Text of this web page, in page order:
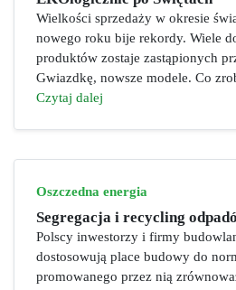
Wielkości sprzedaży w okresie
nowego roku bije rekordy. Wiele
produktów zostaje zastąpionych
Gwiazdkę, nowsze modele. Co
Czytaj dalej
Oszczedna energia
Segregacja i recycling
Polscy inwestorzy i firmy
dostosowują place budowy do
promowanego przez nią